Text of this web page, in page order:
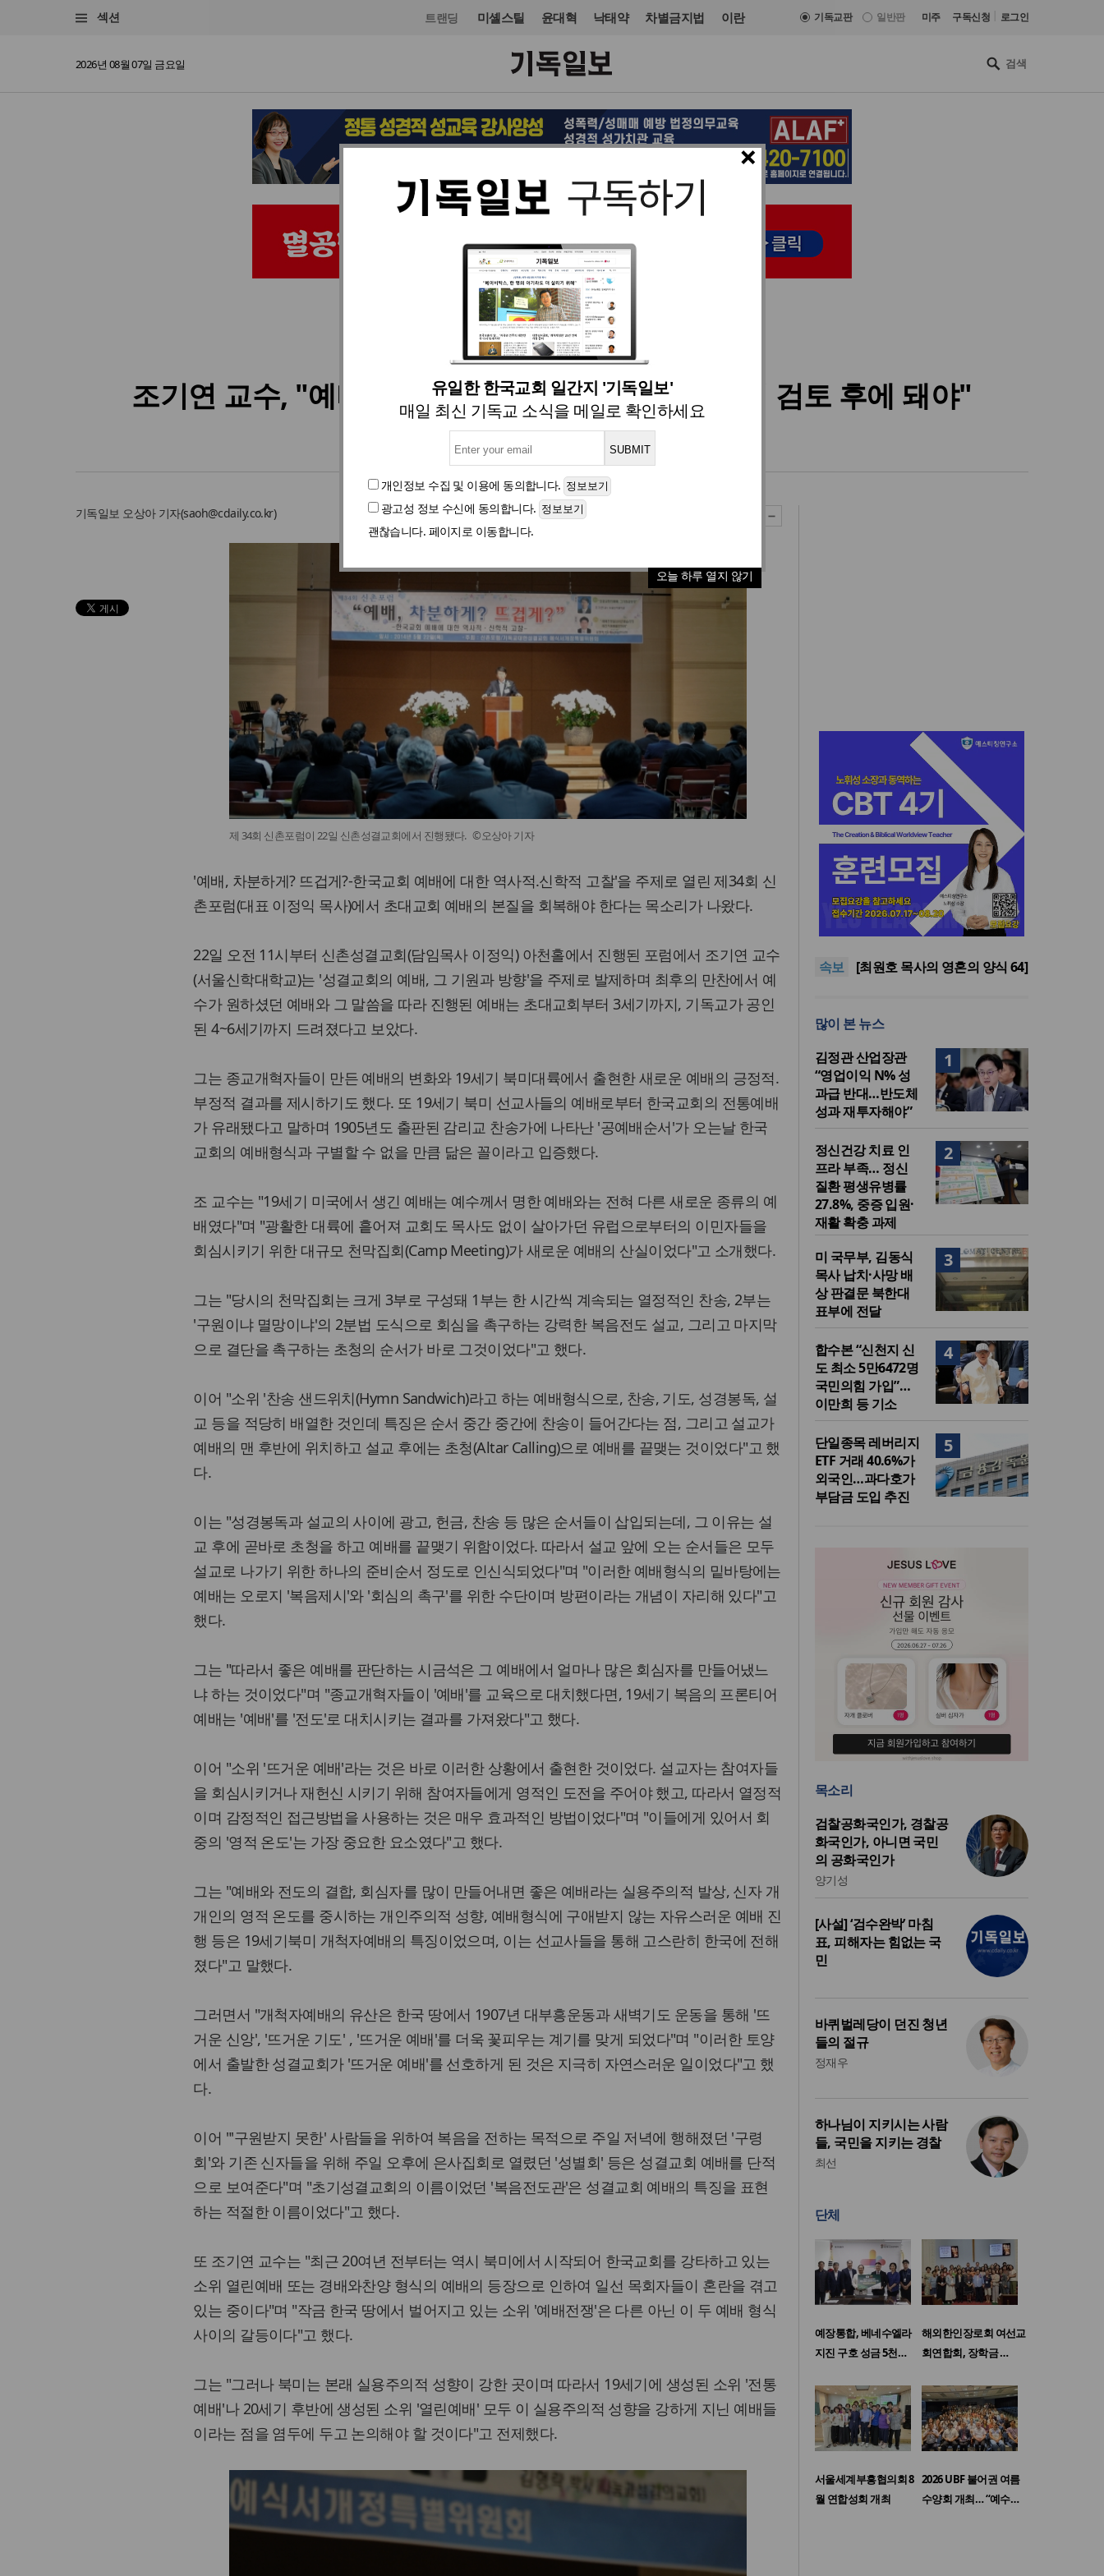
섹션 트랜딩 미셸스틸 윤대혁 낙태약 차별금지법 이란 기독교판 일반판 미주 구독신청 로그인
2026년 08월 07일 금요일
×
유일한 한국교회 일간지 '기독일보'
매일 최신 기독교 소식을 메일로 확인하세요
개인정보 수집 및 이용에 동의합니다.
광고성 정보 수신에 동의합니다.
괜찮습니다. 페이지로 이동합니다.
오늘 하루 열지 않기
목회·신학 입력 2014. 05. 22 14:08
조기연 교수, "예배 변형, 초대교회 예배신학 충분히 검토 후에 돼야"
제34회 신촌포럼, '예배, 차분하게? 뜨겁게?'주제로 개최
기독일보 오상아 기자(saoh@cdaily.co.kr)
제 34회 신촌포럼이 22일 신촌성결교회에서 진행됐다. ©오상아 기자
'예배, 차분하게? 뜨겁게?-한국교회 예배에 대한 역사적.신학적 고찰'을 주제로 열린 제34회 신
촌포럼(대표 이정익 목사)에서 초대교회 예배의 본질을 회복해야 한다는 목소리가 나왔다.
22일 오전 11시부터 신촌성결교회(담임목사 이정익) 아천홀에서 진행된 포럼에서 조기연 교수
(서울신학대학교)는 '성결교회의 예배, 그 기원과 방향'을 주제로 발제하며 최후의 만찬에서 예
수가 원하셨던 예배와 그 말씀을 따라 진행된 예배는 초대교회부터 3세기까지, 기독교가 공인
된 4~6세기까지 드려졌다고 보았다.
그는 종교개혁자들이 만든 예배의 변화와 19세기 북미대륙에서 출현한 새로운 예배의 긍정적.
부정적 결과를 제시하기도 했다. 또 19세기 북미 선교사들의 예배로부터 한국교회의 전통예배
가 유래됐다고 말하며 1905년도 출판된 감리교 찬송가에 나타난 '공예배순서'가 오는날 한국
교회의 예배형식과 구별할 수 없을 만큼 닮은 꼴이라고 입증했다.
조 교수는 "19세기 미국에서 생긴 예배는 예수께서 명한 예배와는 전혀 다른 새로운 종류의 예
배였다"며 "광활한 대륙에 흩어져 교회도 목사도 없이 살아가던 유럽으로부터의 이민자들을
회심시키기 위한 대규모 천막집회(Camp Meeting)가 새로운 예배의 산실이었다"고 소개했다.
그는 "당시의 천막집회는 크게 3부로 구성돼 1부는 한 시간씩 계속되는 열정적인 찬송, 2부는
'구원이냐 멸망이냐'의 2분법 도식으로 회심을 촉구하는 강력한 복음전도 설교, 그리고 마지막
으로 결단을 촉구하는 초청의 순서가 바로 그것이었다"고 했다.
이어 "소위 '찬송 샌드위치(Hymn Sandwich)라고 하는 예배형식으로, 찬송, 기도, 성경봉독, 설
교 등을 적당히 배열한 것인데 특징은 순서 중간 중간에 찬송이 들어간다는 점, 그리고 설교가
예배의 맨 후반에 위치하고 설교 후에는 초청(Altar Calling)으로 예배를 끝맺는 것이었다"고 했
다.
이는 "성경봉독과 설교의 사이에 광고, 헌금, 찬송 등 많은 순서들이 삽입되는데, 그 이유는 설
교 후에 곧바로 초청을 하고 예배를 끝맺기 위함이었다. 따라서 설교 앞에 오는 순서들은 모두
설교로 나가기 위한 하나의 준비순서 정도로 인신식되었다"며 "이러한 예배형식의 밑바탕에는
예배는 오로지 '복음제시'와 '회심의 촉구'를 위한 수단이며 방편이라는 개념이 자리해 있다"고
했다.
그는 "따라서 좋은 예배를 판단하는 시금석은 그 예배에서 얼마나 많은 회심자를 만들어냈느
냐 하는 것이었다"며 "종교개혁자들이 '예배'를 교육으로 대치했다면, 19세기 복음의 프론티어
예배는 '예배'를 '전도'로 대치시키는 결과를 가져왔다"고 했다.
이어 "소위 '뜨거운 예배'라는 것은 바로 이러한 상황에서 출현한 것이었다. 설교자는 참여자들
을 회심시키거나 재헌신 시키기 위해 참여자들에게 영적인 도전을 주어야 했고, 따라서 열정적
이며 감정적인 접근방법을 사용하는 것은 매우 효과적인 방법이었다"며 "이들에게 있어서 회
중의 '영적 온도'는 가장 중요한 요소였다"고 했다.
그는 "예배와 전도의 결합, 회심자를 많이 만들어내면 좋은 예배라는 실용주의적 발상, 신자 개
개인의 영적 온도를 중시하는 개인주의적 성향, 예배형식에 구애받지 않는 자유스러운 예배 진
행 등은 19세기북미 개척자예배의 특징이었으며, 이는 선교사들을 통해 고스란히 한국에 전해
졌다"고 말했다.
그러면서 "개척자예배의 유산은 한국 땅에서 1907년 대부흥운동과 새벽기도 운동을 통해 '뜨
거운 신앙', '뜨거운 기도' , '뜨거운 예배'를 더욱 꽃피우는 계기를 맞게 되었다"며 "이러한 토양
에서 출발한 성결교회가 '뜨거운 예배'를 선호하게 된 것은 지극히 자연스러운 일이었다"고 했
다.
이어 "'구원받지 못한' 사람들을 위하여 복음을 전하는 목적으로 주일 저녁에 행해졌던 '구령
회'와 기존 신자들을 위해 주일 오후에 은사집회로 열렸던 '성별회' 등은 성결교회 예배를 단적
으로 보여준다"며 "초기성결교회의 이름이었던 '복음전도관'은 성결교회 예배의 특징을 표현
하는 적절한 이름이었다"고 했다.
또 조기연 교수는 "최근 20여년 전부터는 역시 북미에서 시작되어 한국교회를 강타하고 있는
소위 열린예배 또는 경배와찬양 형식의 예배의 등장으로 인하여 일선 목회자들이 혼란을 겪고
있는 중이다"며 "작금 한국 땅에서 벌어지고 있는 소위 '예배전쟁'은 다른 아닌 이 두 예배 형식
사이의 갈등이다"고 했다.
그는 "그러나 북미는 본래 실용주의적 성향이 강한 곳이며 따라서 19세기에 생성된 소위 '전통
예배'나 20세기 후반에 생성된 소위 '열린예배' 모두 이 실용주의적 성향을 강하게 지닌 예배들
이라는 점을 염두에 두고 논의해야 할 것이다"고 전제했다.
속보
“킹스보이스오페라컴퍼니, 하
나님의 목소리로 세상에 선한
[최원호 목사의 영혼의 양식 63]
까?
여호와의 영광이 충만하더라
[최원호 목사의 영혼의 양식 64]
나님의 목소리로 세상에 선한
[최원호 목사의 영혼의 양식 63]
말씀은 같은데 왜 열매는 다를
까?
많이 본 뉴스
1
김정관 산업장관
“영업이익 N% 성
과급 반대…반도체
성과 재투자해야”
2
정신건강 치료 인
프라 부족… 정신
질환 평생유병률
27.8%, 중증 입원·
재활 확충 과제
3
미 국무부, 김동식
목사 납치·사망 배
상 판결문 북한대
표부에 전달
4
합수본 “신천지 신
도 최소 5만6472명
국민의힘 가입”…
이만희 등 기소
5
단일종목 레버리지
ETF 거래 40.6%가
외국인…과다호가
부담금 도입 추진
목소리
검찰공화국인가, 경찰공
화국인가, 아니면 국민
의 공화국인가
양기성
[사설] ‘검수완박’ 마침
표, 피해자는 힘없는 국
민
바퀴벌레당이 던진 청년
들의 절규
정재우
하나님이 지키시는 사람
들, 국민을 지키는 경찰
최선
단체
예장통합, 베네수엘라
지진 구호 성금 5천…
해외한인장로회 여선교
회연합회, 장학금 …
서울세계부흥협의회 8
월 연합성회 개최
2026 UBF 불어권 여름
수양회 개최… “예수…